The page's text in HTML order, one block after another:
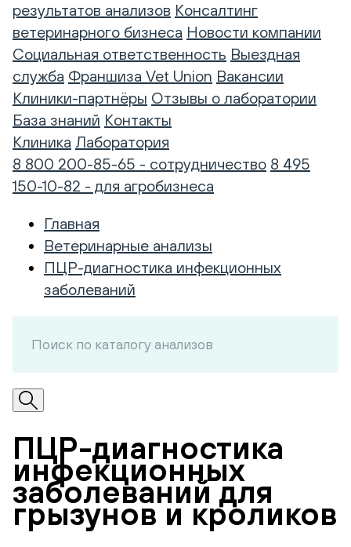
результатов анализов Консалтинг
ветеринарного бизнеса Новости компании
Социальная ответственность Выездная
служба Франшиза Vet Union Вакансии
Клиники-партнёры Отзывы о лаборатории
База знаний Контакты
Клиника Лаборатория
8 800 200-85-65 - сотрудничество 8 495
150-10-82 - для агробизнеса
Главная
Ветеринарные анализы
ПЦР-диагностика инфекционных
заболеваний
ПЦР-диагностика
инфекционных
заболеваний для
грызунов и кроликов